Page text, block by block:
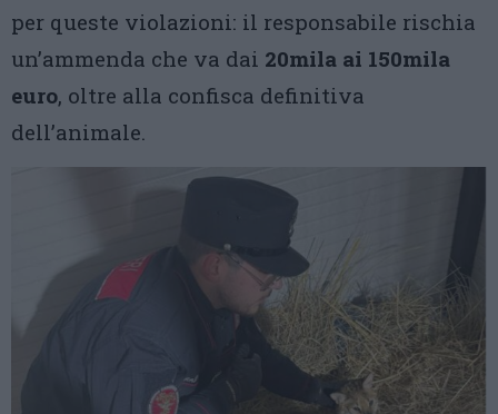
per queste violazioni: il responsabile rischia
un’ammenda che va dai 20mila ai 150mila
euro, oltre alla confisca definitiva
dell’animale.